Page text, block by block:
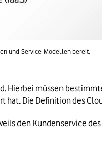
und Service-Modellen bereit.
Hierbei müssen
hat. Die Definition des
den Kundenservice